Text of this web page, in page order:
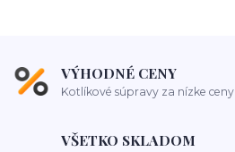
VÝHODNÉ CENY
Kotlíkové súpravy za nízke ceny
VŠETKO SKLADOM